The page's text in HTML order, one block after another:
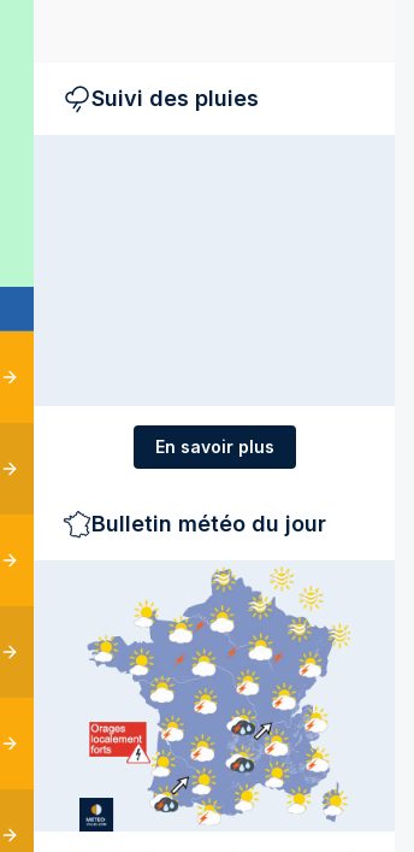
Suivi des pluies
En savoir plus
Bulletin météo du jour